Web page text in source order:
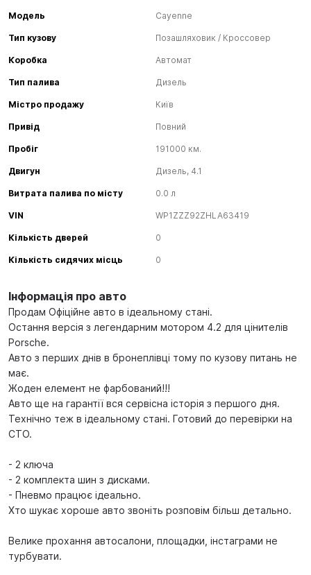
Інформація про авто
Продам Офіційне авто в ідеальному стані.
Остання версія з легендарним мотором 4.2 для цінителів
Porsche.
Авто з перших днів в бронеплівці тому по кузову питань не
має.
Жоден елемент не фарбований!!!
Авто ще на гарантії вся сервісна історія з першого дня.
Технічно теж в ідеальному стані. Готовий до перевірки на
СТО.
- 2 ключа
- 2 комплекта шин з дисками.
- Пневмо працює ідеально.
Хто шукає хороше авто звоніть розповім більш детально.
Велике прохання автосалони, площадки, інстаграми не
турбувати.
Модель Cayenne
Тип кузову Позашляховик / Кроссовер
Коробка Автомат
Тип палива Дизель
Містро продажу Київ
Привід Повний
Пробіг 191000 км.
Двигун Дизель, 4.1
Витрата палива по місту 0.0 л
VIN WP1ZZZ92ZHLA63419
Кількість дверей 0
Кількість сидячих місць 0